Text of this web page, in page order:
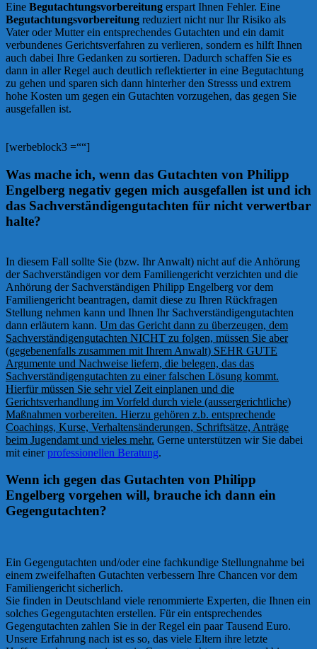
Eine Begutachtungsvorbereitung erspart Ihnen Fehler. Eine
Begutachtungsvorbereitung reduziert nicht nur Ihr Risiko als
Vater oder Mutter ein entsprechendes Gutachten und ein damit
verbundenes Gerichtsverfahren zu verlieren, sondern es hilft Ihnen
auch dabei Ihre Gedanken zu sortieren. Dadurch schaffen Sie es
dann in aller Regel auch deutlich reflektierter in eine Begutachtung
zu gehen und sparen sich dann hinterher den Stresss und extrem
hohe Kosten um gegen ein Gutachten vorzugehen, das gegen Sie
ausgefallen ist.
[werbeblock3 =““]
Was mache ich, wenn das Gutachten von Philipp
Engelberg negativ gegen mich ausgefallen ist und ich
das Sachverständigengutachten für nicht verwertbar
halte?
In diesem Fall sollte Sie (bzw. Ihr Anwalt) nicht auf die Anhörung
der Sachverständigen vor dem Familiengericht verzichten und die
Anhörung der Sachverständigen Philipp Engelberg vor dem
Familiengericht beantragen, damit diese zu Ihren Rückfragen
Stellung nehmen kann und Ihnen Ihr Sachverständigengutachten
dann erläutern kann. Um das Gericht dann zu überzeugen, dem
Sachverständigengutachten NICHT zu folgen, müssen Sie aber
(gegebenenfalls zusammen mit Ihrem Anwalt) SEHR GUTE
Argumente und Nachweise liefern, die belegen, das das
Sachverständigengutachten zu einer falschen Lösung kommt.
Hierfür müssen Sie sehr viel Zeit einplanen und die
Gerichtsverhandlung im Vorfeld durch viele (aussergerichtliche)
Maßnahmen vorbereiten. Hierzu gehören z.b. entsprechende
Coachings, Kurse, Verhaltensänderungen, Schriftsätze, Anträge
beim Jugendamt und vieles mehr. Gerne unterstützen wir Sie dabei
mit einerprofessionellen Beratung.
Wenn ich gegen das Gutachten von Philipp
Engelberg vorgehen will, brauche ich dann ein
Gegengutachten?
Ein Gegengutachten und/oder eine fachkundige Stellungnahme bei
einem zweifelhaften Gutachten verbessern Ihre Chancen vor dem
Familiengericht sicherlich.
Sie finden in Deutschland viele renommierte Experten, die Ihnen ein
solches Gegengutachten erstellen. Für ein entsprechendes
Gegengutachten zahlen Sie in der Regel ein paar Tausend Euro.
Unsere Erfahrung nach ist es so, das viele Eltern ihre letzte